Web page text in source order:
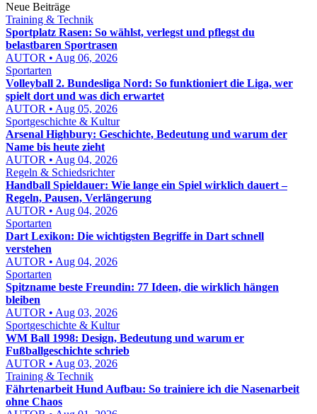
Neue Beiträge
Training & Technik
Sportplatz Rasen: So wählst, verlegst und pflegst du
belastbaren Sportrasen
AUTOR • Aug 06, 2026
Sportarten
Volleyball 2. Bundesliga Nord: So funktioniert die Liga, wer
spielt dort und was dich erwartet
AUTOR • Aug 05, 2026
Sportgeschichte & Kultur
Arsenal Highbury: Geschichte, Bedeutung und warum der
Name bis heute zieht
AUTOR • Aug 04, 2026
Regeln & Schiedsrichter
Handball Spieldauer: Wie lange ein Spiel wirklich dauert –
Regeln, Pausen, Verlängerung
AUTOR • Aug 04, 2026
Sportarten
Dart Lexikon: Die wichtigsten Begriffe in Dart schnell
verstehen
AUTOR • Aug 04, 2026
Sportarten
Spitzname beste Freundin: 77 Ideen, die wirklich hängen
bleiben
AUTOR • Aug 03, 2026
Sportgeschichte & Kultur
WM Ball 1998: Design, Bedeutung und warum er
Fußballgeschichte schrieb
AUTOR • Aug 03, 2026
Training & Technik
Fährtenarbeit Hund Aufbau: So trainiere ich die Nasenarbeit
ohne Chaos